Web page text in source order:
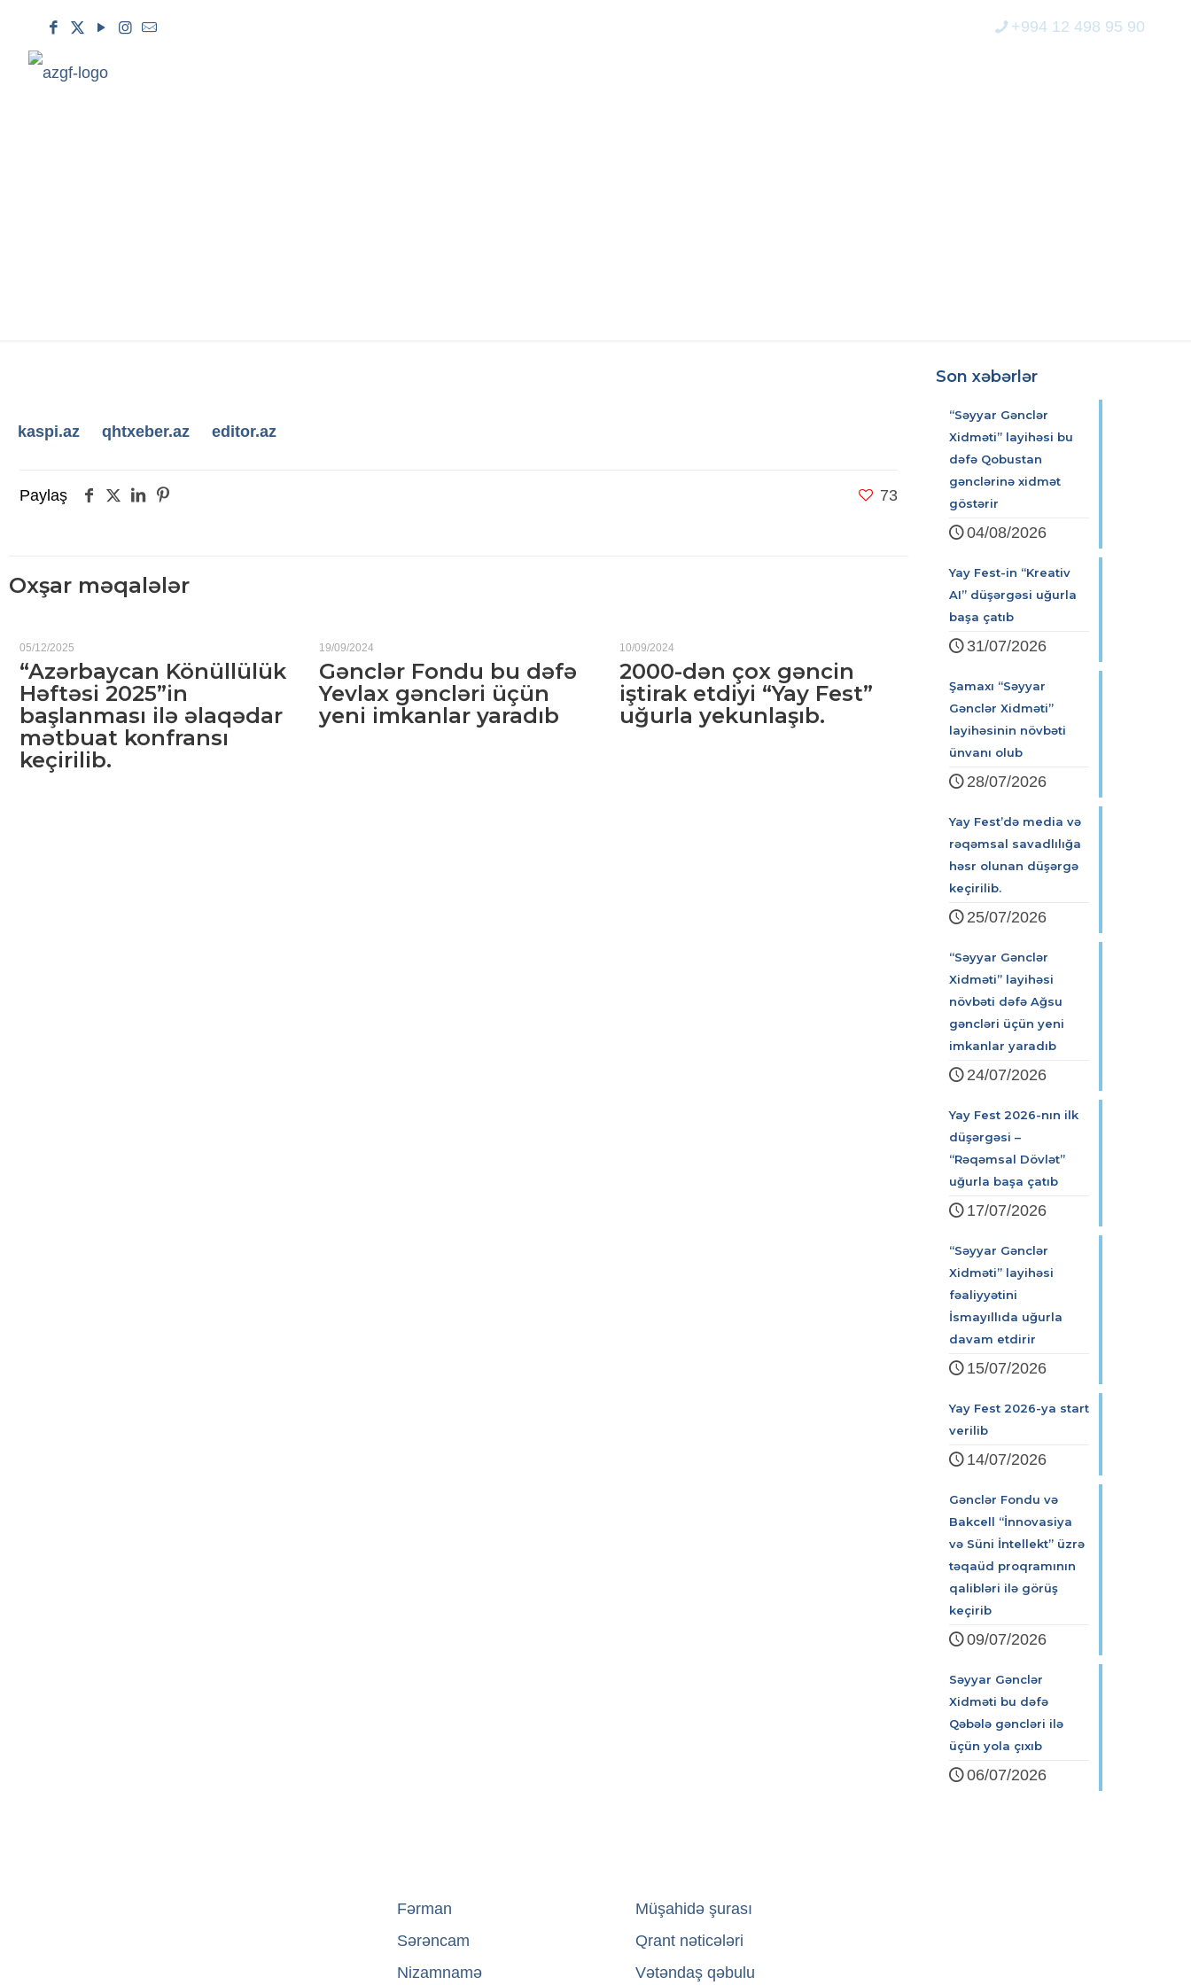
+994 12 498 95 90
kaspi.az qhtxeber.az editor.az
Paylaş 73
Oxşar məqalələr
05/12/2025
“Azərbaycan Könüllülük
Həftəsi 2025”in
başlanması ilə əlaqədar
mətbuat konfransı
keçirilib.
19/09/2024
Gənclər Fondu bu dəfə
Yevlax gəncləri üçün
yeni imkanlar yaradıb
10/09/2024
2000-dən çox gəncin
iştirak etdiyi “Yay Fest”
uğurla yekunlaşıb.
Son xəbərlər
“Səyyar Gənclər
Xidməti” layihəsi bu
dəfə Qobustan
gənclərinə xidmət
göstərir
04/08/2026
Yay Fest-in “Kreativ
AI” düşərgəsi uğurla
başa çatıb
31/07/2026
Şamaxı “Səyyar
Gənclər Xidməti”
layihəsinin növbəti
ünvanı olub
28/07/2026
Yay Fest’də media və
rəqəmsal savadlılığa
həsr olunan düşərgə
keçirilib.
25/07/2026
“Səyyar Gənclər
Xidməti” layihəsi
növbəti dəfə Ağsu
gəncləri üçün yeni
imkanlar yaradıb
24/07/2026
Yay Fest 2026-nın ilk
düşərgəsi –
“Rəqəmsal Dövlət”
uğurla başa çatıb
17/07/2026
“Səyyar Gənclər
Xidməti” layihəsi
fəaliyyətini
İsmayıllıda uğurla
davam etdirir
15/07/2026
Yay Fest 2026-ya start
verilib
14/07/2026
Gənclər Fondu və
Bakcell “İnnovasiya
və Süni İntellekt” üzrə
təqaüd proqramının
qalibləri ilə görüş
keçirib
09/07/2026
Səyyar Gənclər
Xidməti bu dəfə
Qəbələ gəncləri ilə
üçün yola çıxıb
06/07/2026
Fərman
Sərəncam
Nizamnamə
Müşahidə şurası
Qrant nəticələri
Vətəndaş qəbulu